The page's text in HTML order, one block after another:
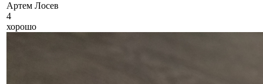
Артем Лосев
4
хорошо